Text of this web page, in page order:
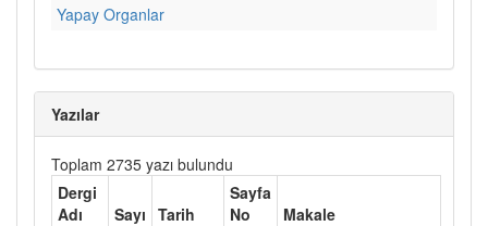
Yapay Organlar
Yazılar
Toplam 2735 yazı bulundu
Dergi
Adı
Sayı Tarih
Sayfa
No
Makale